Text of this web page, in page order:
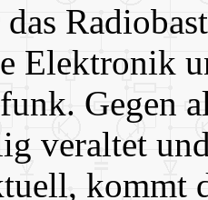
Elektronik
Gegen
veraltet
kommt